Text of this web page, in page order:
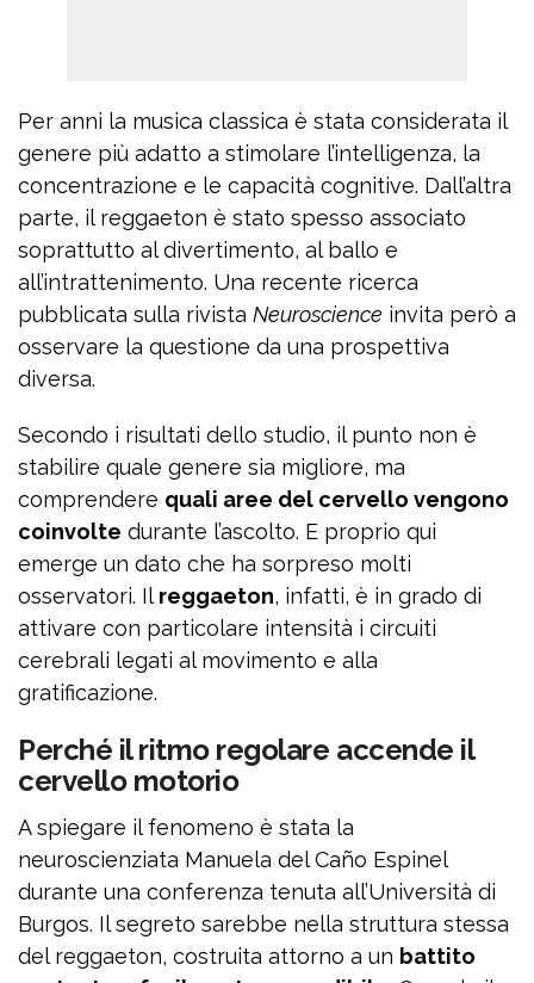
Per anni la musica classica è stata considerata il
genere più adatto a stimolare l’intelligenza, la
concentrazione e le capacità cognitive. Dall’altra
parte, il reggaeton è stato spesso associato
soprattutto al divertimento, al ballo e
all’intrattenimento. Una recente ricerca
pubblicata sulla rivista Neuroscience invita però a
osservare la questione da una prospettiva
diversa.
Secondo i risultati dello studio, il punto non è
stabilire quale genere sia migliore, ma
comprendere quali aree del cervello vengono
coinvolte durante l’ascolto. E proprio qui
emerge un dato che ha sorpreso molti
osservatori. Ilreggaeton, infatti, è in grado di
attivare con particolare intensità i circuiti
cerebrali legati al movimento e alla
gratificazione.
Perché il ritmo regolare accende il
cervello motorio
A spiegare il fenomeno è stata la
neuroscienziata Manuela del Caño Espinel
durante una conferenza tenuta all’Università di
Burgos. Il segreto sarebbe nella struttura stessa
del reggaeton, costruita attorno a un battito